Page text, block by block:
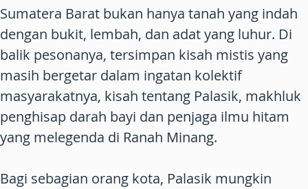
Sumatera Barat bukan hanya tanah yang indah
dengan bukit, lembah, dan adat yang luhur. Di
balik pesonanya, tersimpan kisah mistis yang
masih bergetar dalam ingatan kolektif
masyarakatnya, kisah tentang Palasik, makhluk
penghisap darah bayi dan penjaga ilmu hitam
yang melegenda di Ranah Minang.
Bagi sebagian orang kota, Palasik mungkin